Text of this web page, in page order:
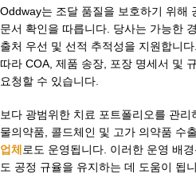
Oddway는 조달 품질을 보호하기 위해
문서 확인을 따릅니다. 당사는 가능한
출처 우선 및 선적 추적성을 지원합니
따라 COA, 제품 송장, 포장 명세서 및
요청할 수 있습니다.
보다 광범위한 치료 포트폴리오를 관
물의약품, 콜드체인 및 고가 의약품 수
업체 로도 운영됩니다. 이러한 운영 배
도 공정 규율을 유지하는 데 도움이 됩